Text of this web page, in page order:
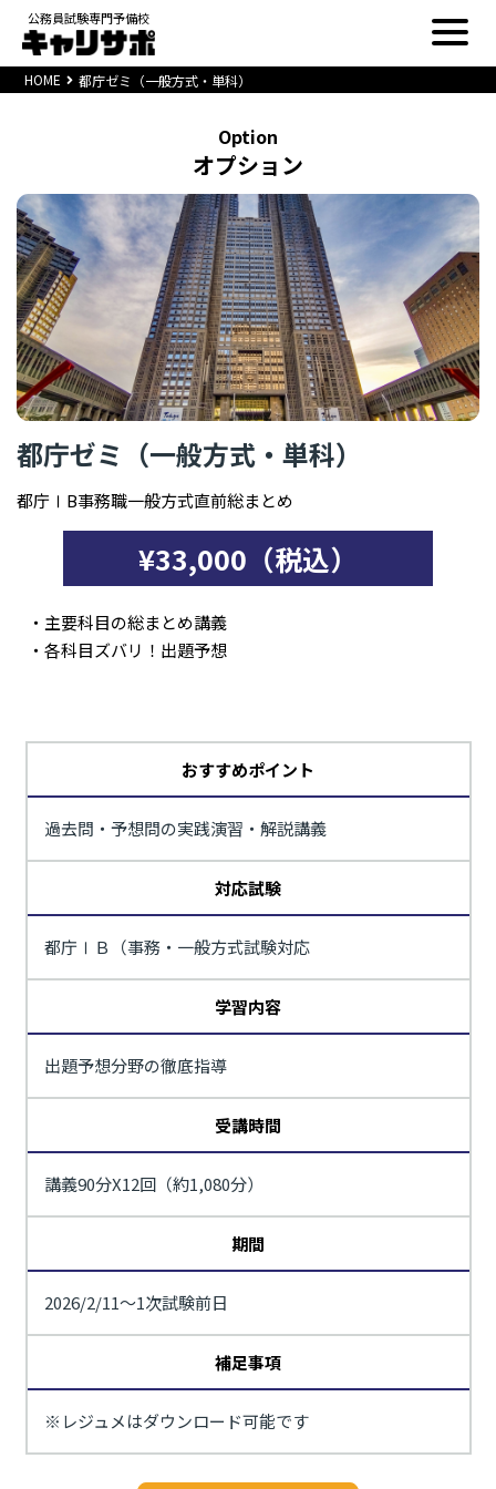
公務員試験専門予備校
HOME 都庁ゼミ（一般方式・単科）
Option
オプション
都庁ゼミ（一般方式・単科）
都庁ⅠB事務職一般方式直前総まとめ
¥33,000（税込）
・主要科目の総まとめ講義
・各科目ズバリ！出題予想
おすすめポイント
過去問・予想問の実践演習・解説講義
対応試験
都庁ⅠＢ（事務・一般方式試験対応
学習内容
出題予想分野の徹底指導
受講時間
講義90分X12回（約1,080分）
期間
2026/2/11～1次試験前日
補足事項
※レジュメはダウンロード可能です